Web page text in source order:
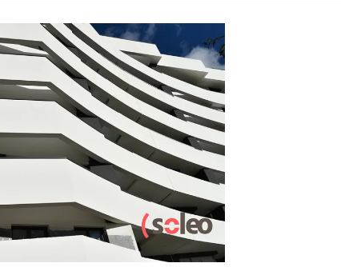
20 ENERO, 2020
ARMARIOS EMPOTRADOS
ARQUITECTURA COCINAS
CONSTRUCCION
EDIFICIO
PRADO DE LA VEGA
Imágenes Soleo,
elegancia en estado
puro.